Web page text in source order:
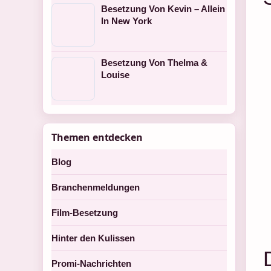
Besetzung Von Kevin – Allein
In New York
Besetzung Von Thelma &
Louise
Themen entdecken
Blog
Branchenmeldungen
Film-Besetzung
Hinter den Kulissen
Promi-Nachrichten